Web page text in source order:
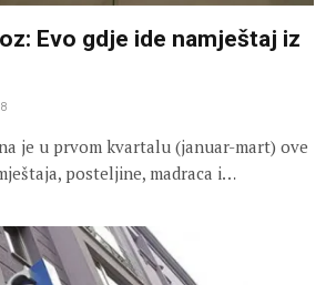
Evo gdje ide namještaj iz
je u prvom kvartalu (januar-mart) ove
posteljine, madraca i…